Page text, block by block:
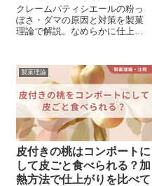
クレームパティシエールの粉っ
ぽさ・ダマの原因と対策を製菓
理論で解説。なめらかに仕上げ
製菓理論
皮付きの桃はコンポートに
して皮ごと食べられる？加
熱方法で仕上がりを比べて